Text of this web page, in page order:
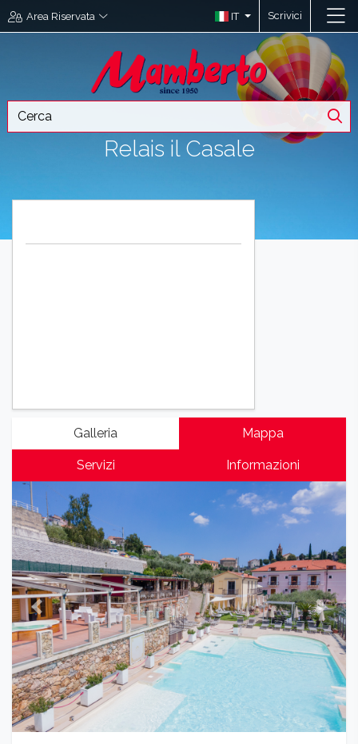
Area Riservata IT Scrivici
Relais il Casale
Galleria Mappa
Servizi Informazioni
Previous Next